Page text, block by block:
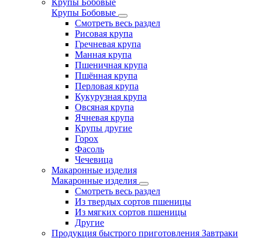
Крупы Бобовые
Крупы Бобовые
Смотреть весь раздел
Рисовая крупа
Гречневая крупа
Манная крупа
Пшеничная крупа
Пшённая крупа
Перловая крупа
Кукурузная крупа
Овсяная крупа
Ячневая крупа
Крупы другие
Горох
Фасоль
Чечевица
Макаронные изделия
Макаронные изделия
Смотреть весь раздел
Из твердых сортов пшеницы
Из мягких сортов пшеницы
Другие
Продукция быстрого приготовления Завтраки